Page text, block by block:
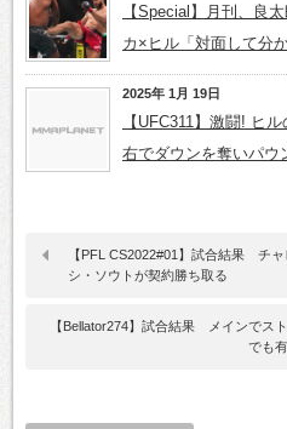
【Special】月刊、良
カ×ヒル「対面して分
2025年 1月 19日
【UFC311】激闘! ヒ
右でダウンを奪いパウ
【PFL CS2022#01】試合結果 チ
シ・ソウトが契約勝ち取る
【Bellator274】試合結果 メインでス
でも